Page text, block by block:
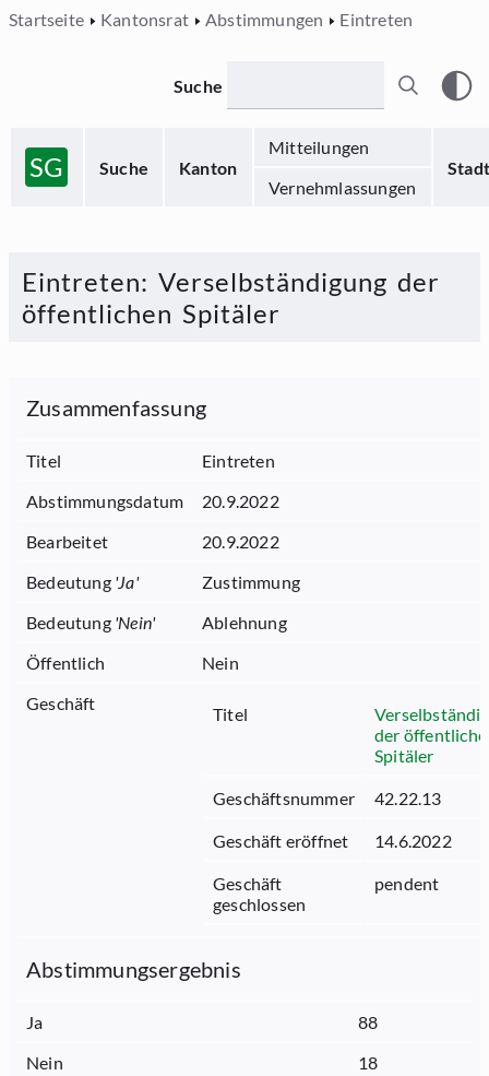
Startseite Kantonsrat Abstimmungen Eintreten
SG Suche Kanton
Mitteilungen
Stadt
Vernehmlassungen
Suche
Eintreten: Verselbständigung der
öffentlichen Spitäler
Zusammenfassung
Titel
Eintreten
Abstimmungsdatum
20.9.2022
Bearbeitet
20.9.2022
Bedeutung 'Ja'
Zustimmung
Bedeutung 'Nein'
Ablehnung
Öffentlich
Nein
Geschäft
Titel
der
Spitäler
Geschäftsnummer 42.22.13
Geschäft eröffnet 14.6.2022
Geschäft
geschlossen
pendent
Abstimmungsergebnis
Ja
88
Nein
18